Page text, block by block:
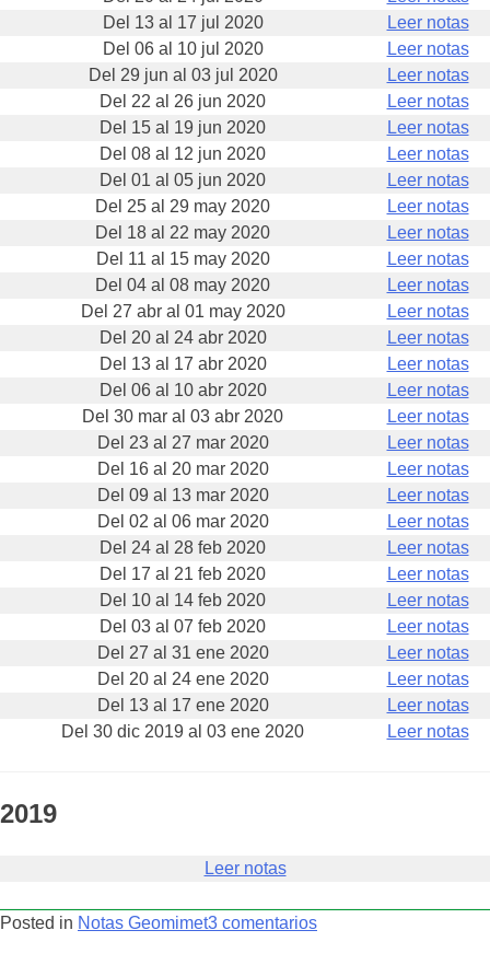
Del 13 al 17 jul 2020
Leer notas
Del 06 al 10 jul 2020
Leer notas
Del 29 jun al 03 jul 2020
Leer notas
Del 22 al 26 jun 2020
Leer notas
Del 15 al 19 jun 2020
Leer notas
Del 08 al 12 jun 2020
Leer notas
Del 01 al 05 jun 2020
Leer notas
Del 25 al 29 may 2020
Leer notas
Del 18 al 22 may 2020
Leer notas
Del 11 al 15 may 2020
Leer notas
Del 04 al 08 may 2020
Leer notas
Del 27 abr al 01 may 2020
Leer notas
Del 20 al 24 abr 2020
Leer notas
Del 13 al 17 abr 2020
Leer notas
Del 06 al 10 abr 2020
Leer notas
Del 30 mar al 03 abr 2020
Leer notas
Del 23 al 27 mar 2020
Leer notas
Del 16 al 20 mar 2020
Leer notas
Del 09 al 13 mar 2020
Leer notas
Del 02 al 06 mar 2020
Leer notas
Del 24 al 28 feb 2020
Leer notas
Del 17 al 21 feb 2020
Leer notas
Del 10 al 14 feb 2020
Leer notas
Del 03 al 07 feb 2020
Leer notas
Del 27 al 31 ene 2020
Leer notas
Del 20 al 24 ene 2020
Leer notas
Del 13 al 17 ene 2020
Leer notas
Del 30 dic 2019 al 03 ene 2020
Leer notas
2019
Leer notas
Posted in Notas Geomimet3 comentariosen